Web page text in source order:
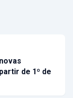
de 1º de